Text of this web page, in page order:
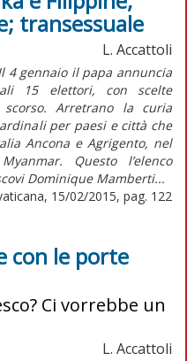
transessuale
L. Accattoli
4 gennaio il papa annuncia
15 elettori, con scelte
scorso. Arretrano la curia
per paesi e città che
Ancona e Agrigento, nel
Questo l’elenco
Dominique Mamberti...
15/02/2015, pag. 122
con le porte
Ci vorrebbe un
L. Accattoli